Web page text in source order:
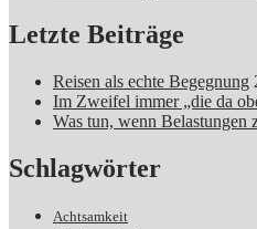
Letzte Beiträge
Reisen als echte Begegnung
Im Zweifel immer „die da
Was tun, wenn Belastungen
Schlagwörter
Achtsamkeit